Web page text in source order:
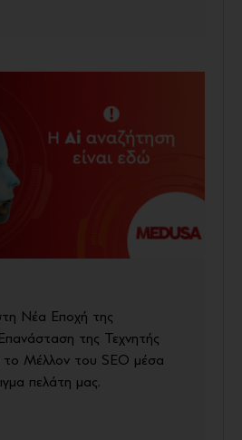
Νέα Εποχή της
της Τεχνητής
το Μέλλον του SEO μέσα
πελάτη μας.